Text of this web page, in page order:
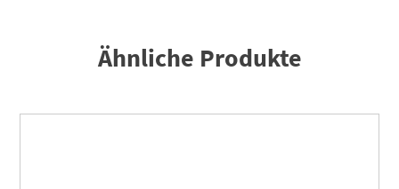
Ähnliche Produkte